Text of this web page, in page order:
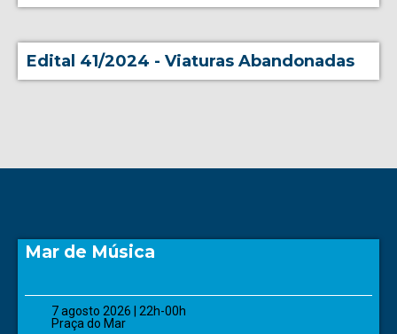
Edital 41/2024 - Viaturas Abandonadas
Mar de Música
7 agosto 2026 | 22h-00h
Praça do Mar